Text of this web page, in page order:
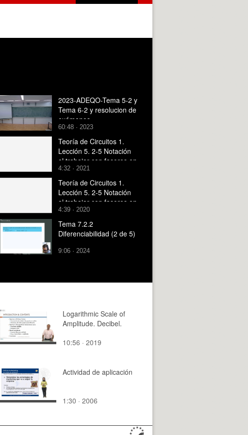
2023-ADEQO-Tema 5-2 y
Tema 6-2 y resolucion de
exámenes
60:48 · 2023
Teoría de Circuitos 1.
Lección 5. 2-5 Notación
al trabajar con fasores en
un circuito
4:32 · 2021
Teoría de Circuitos 1.
Lección 5. 2-5 Notación
al trabajar con fasores en
un circuito
4:39 · 2020
Tema 7.2.2
Diferenciabilidad (2 de 5)
9:06 · 2024
Logarithmic Scale of
Amplitude. Decibel.
10:56 · 2019
Actividad de aplicación
1:30 · 2006